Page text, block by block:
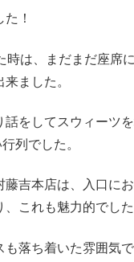
！
時は、まだまだ座席
ました。
話をしてスウィーツ
列でした。
藤吉本店は、入口に
これも魅力的でした
も落ち着いた雰囲気